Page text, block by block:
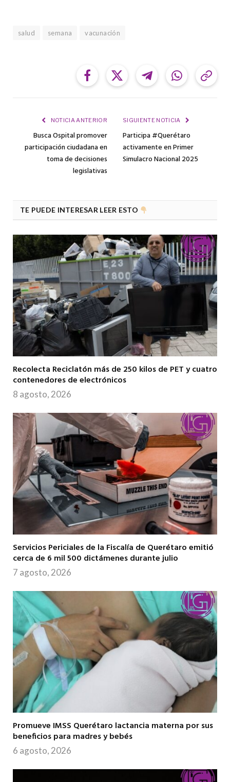
salud semana vacunación
FacebookTwitterTelegramWhatsApp
NOTICIA ANTERIOR
Busca Ospital promover
participación ciudadana en
toma de decisiones
legislativas
SIGUIENTE NOTICIA
Participa #Querétaro
activamente en Primer
Simulacro Nacional 2025
TE PUEDE INTERESAR LEER ESTO
Recolecta Reciclatón más de 250 kilos de PET y cuatro
contenedores de electrónicos
8 agosto, 2026
Servicios Periciales de la Fiscalía de Querétaro emitió
cerca de 6 mil 500 dictámenes durante julio
7 agosto, 2026
Promueve IMSS Querétaro lactancia materna por sus
beneficios para madres y bebés
6 agosto, 2026